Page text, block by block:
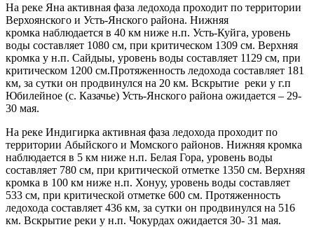
На реке Яна активная фаза ледохода проходит по территории
Верхоянского и Усть-Янского района. Нижняя
кромка наблюдается в 40 км ниже н.п. Усть-Куйга, уровень
воды составляет 1080 см, при критическом 1309 см. Верхняя
кромка у н.п. Сайдыы, уровень воды составляет 1129 см, при
критическом 1200 см.Протяженность ледохода составляет 181
км, за сутки он продвинулся на 20 км. Вскрытие реки у г.п
Юбилейное (с. Казачье) Усть-Янского района ожидается – 29-
30 мая.
На реке Индигирка активная фаза ледохода проходит по
территории Абыйского и Момского районов. Нижняя кромка
наблюдается в 5 км ниже н.п. Белая Гора, уровень воды
составляет 780 см, при критической отметке 1350 см. Верхняя
кромка в 100 км ниже н.п. Хонуу, уровень воды составляет
533 см, при критической отметке 600 см. Протяженность
ледохода составляет 436 км, за сутки он продвинулся на 516
км. Вскрытие реки у н.п. Чокурдах ожидается 30- 31 мая.